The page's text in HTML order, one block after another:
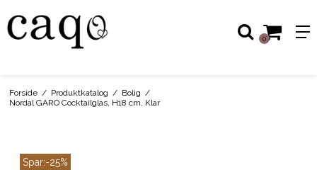
0
Forside / Produktkatalog / Bolig /
Nordal GARO Cocktailglas, H18 cm, Klar
Spar:-25%